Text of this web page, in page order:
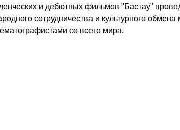
и дебютных фильмов "Бастау"
сотрудничества и культурного
со всего мира.